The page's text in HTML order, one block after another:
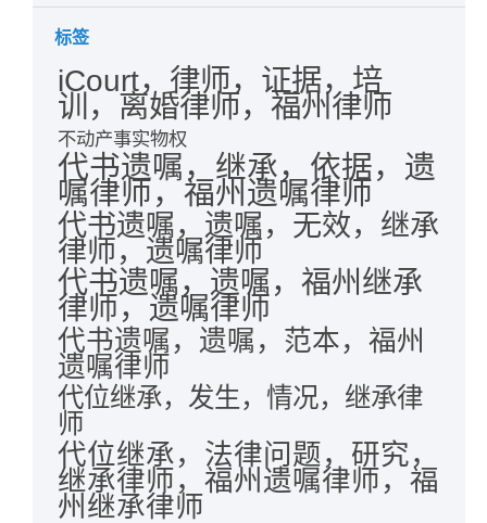
标签
iCourt，律师，证据，培
训，离婚律师，福州律师
不动产事实物权
代书遗嘱，继承，依据，遗
嘱律师，福州遗嘱律师
代书遗嘱，遗嘱，无效，继承
律师，遗嘱律师
代书遗嘱，遗嘱，福州继承
律师，遗嘱律师
代书遗嘱，遗嘱，范本，福州
遗嘱律师
代位继承，发生，情况，继承律
师
代位继承，法律问题，研究，
继承律师，福州遗嘱律师，福
州继承律师